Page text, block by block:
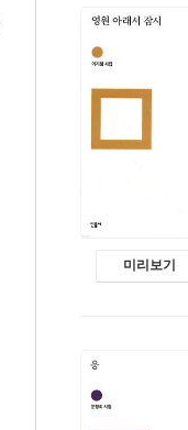
미리보기